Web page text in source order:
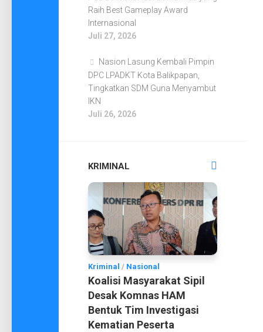
Raih Best Gameplay Award
Internasional
Juli 27, 2026
Nasion Lasung Kembali Pimpin
DPC LPADKT Kota Balikpapan,
Tingkatkan SDM Guna Menyambut
IKN
Juli 26, 2026
KRIMINAL
Kriminal / Nasional
Koalisi Masyarakat Sipil
Desak Komnas HAM
Bentuk Tim Investigasi
Kematian Peserta